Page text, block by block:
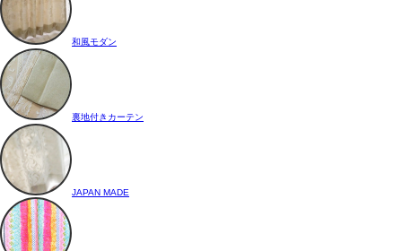
和風モダン
裏地付きカーテン
JAPAN MADE